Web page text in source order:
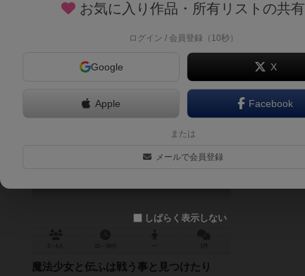
魔法少女と伝ふは戦う事と見つけたり
お気に入り作品・所有リストの共有
ログイン / 会員登録（10秒）
Google X
Apple Facebook
または
メールで会員登録
しばらく表示しない